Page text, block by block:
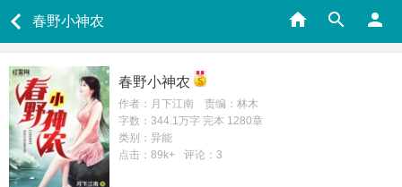
春野小神农
春野小神农
作者：月下江南 责编：林木
字数：344.1万字 完本 1280章
类别：异能
点击：89k+
评论：3